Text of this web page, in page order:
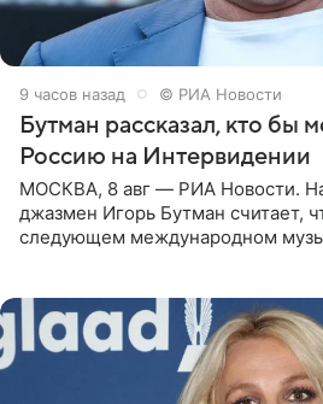
9 часов назад © РИА Новости
Бутман рассказал, кто бы
Россию на Интервидении
МОСКВА, 8 авг — РИА Новости.
джазмен Игорь Бутман считает,
следующем международном